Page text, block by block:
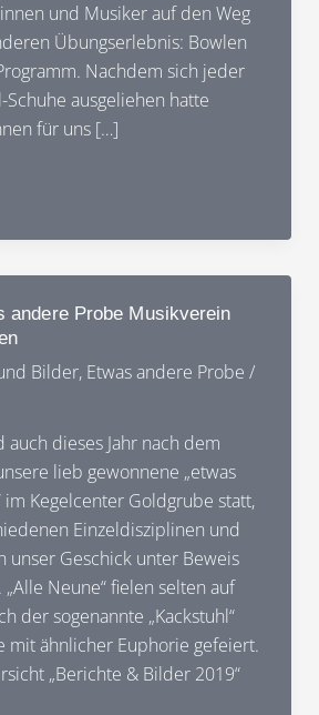
und Musiker auf den Weg
Übungserlebnis: Bowlen
Nachdem sich jeder
Schuhe ausgeliehen hatte
für uns […]
andere Probe Musikverein
Bilder, Etwas andere Probe /
dieses Jahr nach dem
lieb gewonnene „etwas
im Kegelcenter Goldgrube statt,
Einzeldisziplinen und
unser Geschick unter Beweis
Neune“ fielen selten auf
der sogenannte „Kackstuhl“
mit ähnlicher Euphorie gefeiert.
„Berichte & Bilder 2019“